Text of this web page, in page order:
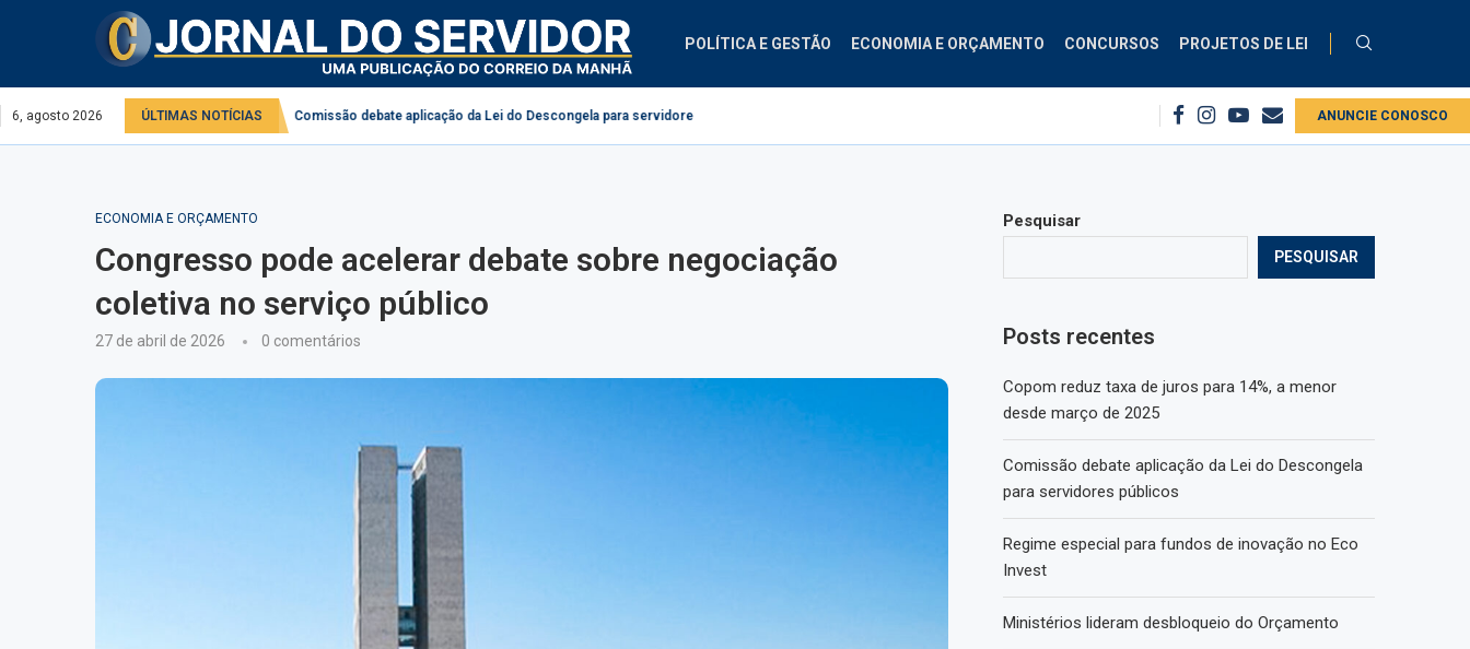
POLÍTICA E GESTÃO ECONOMIA E ORÇAMENTO CONCURSOS PROJETOS DE LEI
6, agosto 2026 ÚLTIMAS NOTÍCIAS
serviço público e privado Comissão debate aplicação da Lei do Descongela para servidores públicos Copom reduz taxa de juros para 14%, a menor desde
ANUNCIE CONOSCO
ECONOMIA E ORÇAMENTO
Congresso pode acelerar debate sobre negociação
coletiva no serviço público
27 de abril de 2026 0 comentários
Pesquisar
PESQUISAR
Posts recentes
Copom reduz taxa de juros para 14%, a menor
desde março de 2025
Comissão debate aplicação da Lei do Descongela
para servidores públicos
Regime especial para fundos de inovação no Eco
Invest
Ministérios lideram desbloqueio do Orçamento